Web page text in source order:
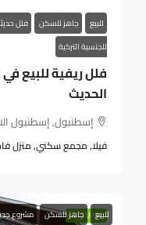
للبيع جاهز للسكن فلل
للجنسية التركية
فلل ريفية للبيع
الحديث
إسطنبول, إسطنبول
فيلا, مجمع سكني, منزل
FEATURED
للبيع جاهز للسكن مشروع